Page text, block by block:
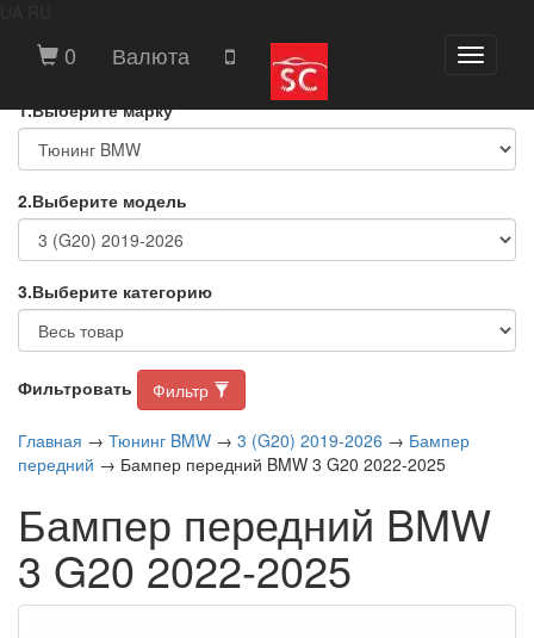
Toggle
0 Валюта
ВЫБЕРИТЕ МАРКУ И МОДЕЛЬ
АВТОМОБИЛЯ
1.Выберите марку
2.Выберите модель
3.Выберите категорию
Фильтровать Фильтр
Главная → Тюнинг BMW → 3 (G20) 2019-2026 → Бампер
передний → Бампер передний BMW 3 G20 2022-2025
Бампер передний BMW
3 G20 2022-2025